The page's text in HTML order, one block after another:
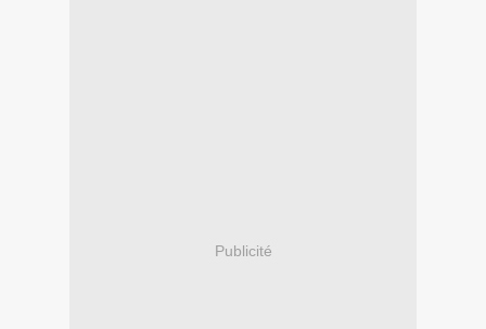
Publicité